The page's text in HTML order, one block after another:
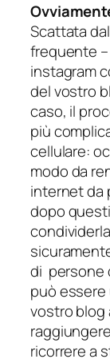
Scattata
frequente
instagram
del vostro
caso, il
più
cellulare:
modo da
internet da
dopo
di persone
può essere
vostro blog
ricorrere a